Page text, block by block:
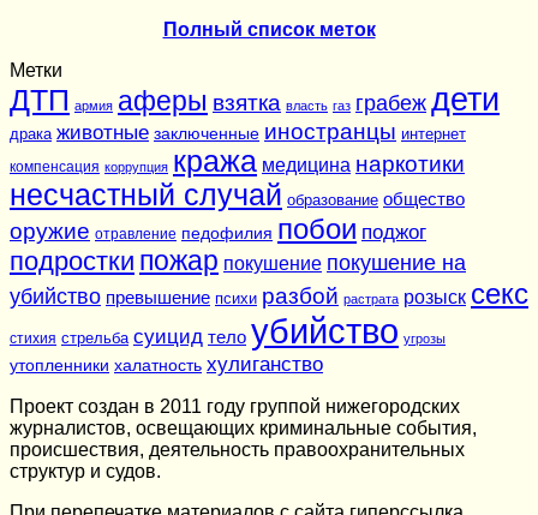
Полный список меток
Метки
ДТП армия аферы взятка власть газ грабеж дети
драка животные заключенные иностранцы интернет
компенсация коррупция кража медицина наркотики
несчастный случай образование общество
оружие отравление педофилия побои поджог
подростки пожар покушение покушение на
убийство превышение психи разбой растрата розыск секс
стихия стрельба суицид тело убийство угрозы
утопленники халатность хулиганство
Проект создан в 2011 году группой нижегородских
журналистов, освещающих криминальные события,
происшествия, деятельность правоохранительных
структур и судов.